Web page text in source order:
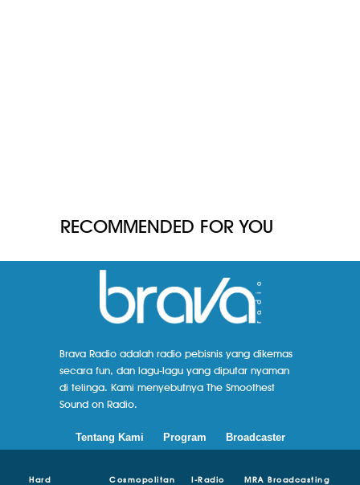
RECOMMENDED FOR YOU
Brava Radio adalah radio pebisnis yang dikemas
secara fun, dan lagu-lagu yang diputar nyaman
di telinga. Kami menyebutnya The Smoothest
Sound on Radio.
Tentang Kami Program Broadcaster
Hard
Cosmopolitan I-Radio MRA Broadcasting